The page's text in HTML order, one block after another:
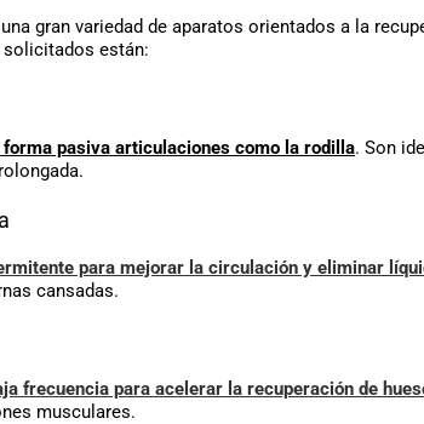
gran variedad de aparatos orientados a la
están:
pasiva articulaciones como la rodilla. Son
para mejorar la circulación y eliminar
cansadas.
frecuencia para acelerar la recuperación de
musculares.